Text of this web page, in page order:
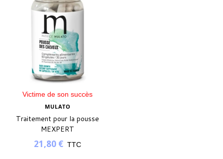
Victime de son succès
MULATO
Traitement pour la pousse
MEXPERT
21,80 € TTC